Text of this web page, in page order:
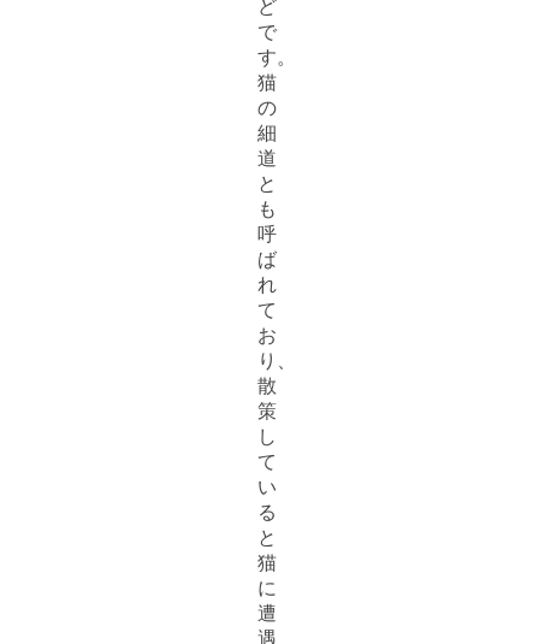
ど
で
す。
猫
の
細
道
と
も
呼
ば
れ
て
お
り、
散
策
し
て
い
る
と
猫
に
遭
遇